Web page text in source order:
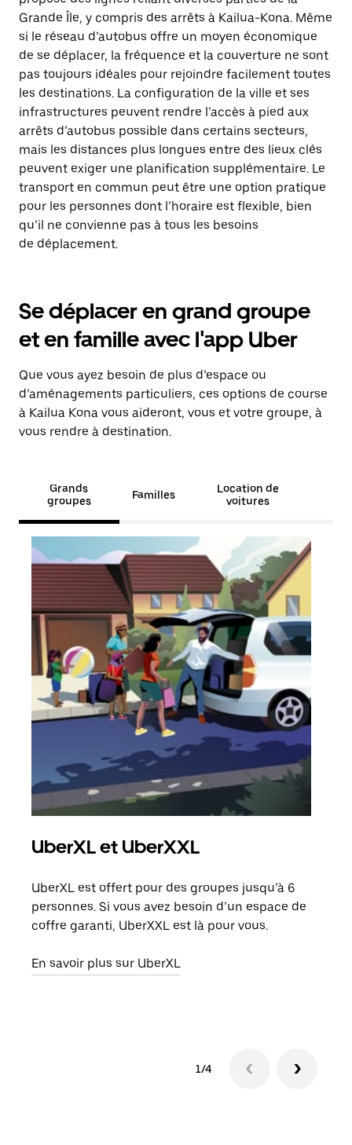
Grande Île, y compris des arrêts à Kailua-Kona. Même
si le réseau d’autobus offre un moyen économique
de se déplacer, la fréquence et la couverture ne sont
pas toujours idéales pour rejoindre facilement toutes
les destinations. La configuration de la ville et ses
infrastructures peuvent rendre l’accès à pied aux
arrêts d’autobus possible dans certains secteurs,
mais les distances plus longues entre des lieux clés
peuvent exiger une planification supplémentaire. Le
transport en commun peut être une option pratique
pour les personnes dont l’horaire est flexible, bien
qu’il ne convienne pas à tous les besoins
de déplacement.
Se déplacer en grand groupe
et en famille avec l'app Uber
Que vous ayez besoin de plus d’espace ou
d’aménagements particuliers, ces options de course
à Kailua Kona vous aideront, vous et votre groupe, à
vous rendre à destination.
Grands
groupes
Familles
Location de
voitures
UberXL et UberXXL
UberXL est offert pour des groupes jusqu’à 6
personnes. Si vous avez besoin d’un espace de
coffre garanti, UberXXL est là pour vous.
En savoir plus sur UberXL
1/4